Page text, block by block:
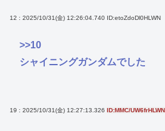
12 : 2025/10/31(金) 12:26:04.740 ID:etoZdoDl0HLWN
>>10
シャイニングガンダムでした
19 : 2025/10/31(金) 12:27:13.326 ID:MMC/UW6frHLWN